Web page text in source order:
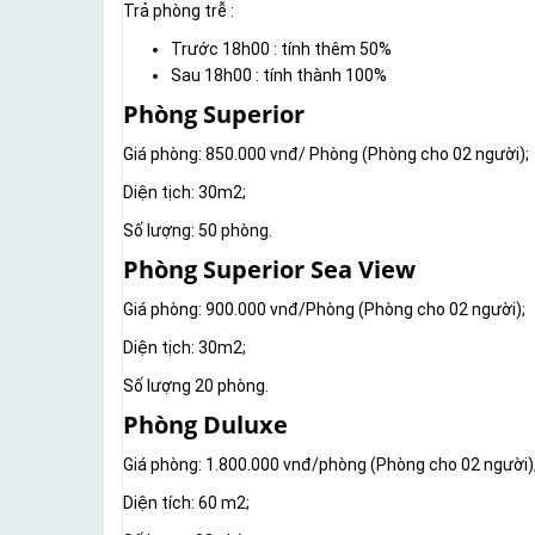
Trả phòng trễ :
Trước 18h00 : tính thêm 50%
Sau 18h00 : tính thành 100%
Phòng Superior
Giá phòng: 850.000 vnđ/ Phòng (Phòng cho 02 người);
Diện tịch: 30m2;
Số lượng: 50 phòng.
Phòng Superior Sea View
Giá phòng: 900.000 vnđ/Phòng (Phòng cho 02 người);
Diện tịch: 30m2;
Số lượng 20 phòng.
Phòng Duluxe
Giá phòng: 1.800.000 vnđ/phòng (Phòng cho 02
Diện tích: 60 m2;